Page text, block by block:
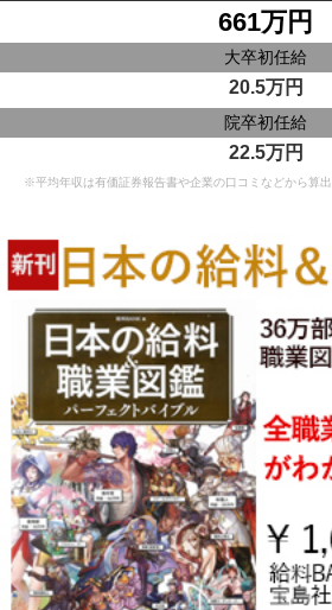
661万円
大卒初任給
20.5万円
院卒初任給
22.5万円
※平均年収は有価証券報告書や企業の口コミなどから算出